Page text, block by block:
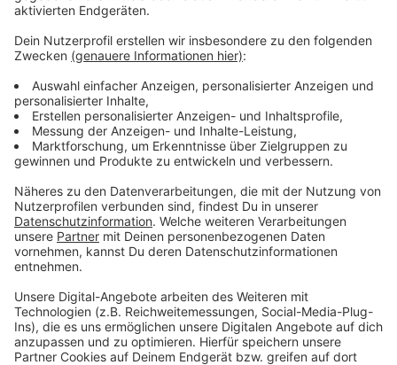
abgeschlossen sein. Das ändert sich für Autofahrende:
Die Rechtsabbiegespur in die Brinckmannstraße
entfällt, das Abbiegen erfolgt über die Geradeausspur.
DieStadtinvestiert rund 285.000 Euro in das Projekt.
Anzeige
Weitere Infos und Links zum Thema:
Anzeige
Die Meldung der Stadt
Neue Mobilitätsstation am S-Bahnhof Wehrhahn
Radfahren in Düsseldorf